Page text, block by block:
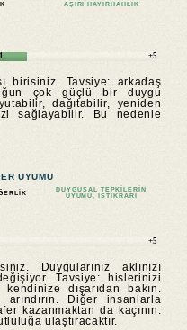
AŞIRI HAYIRHAHLIK
+5
birisiniz. Tavsiye: arkadaş
çok güçlü bir duygu
dağıtabilir, yeniden
sağlayabilir. Bu nedenle
UYUMU
DUYGUSAL TEPKILERIN
UYUMU, ISTIKRARI
+5
Duygularınız aklınızı
Tavsiye: hislerinizi
dışarıdan bakın.
Diğer insanlarla
kazanmaktan da kaçının.
ulaştıracaktır.